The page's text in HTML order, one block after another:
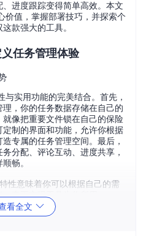
进度跟踪变得简单高效。本文
价值，掌握部署技巧，并探索个
款强大的工具。
任务管理体验
实用功能的完美结合。首先，
，你的任务数据存储在自己的
像把重要文件锁在自己的保险
制的界面和功能，允许你根据
专属的任务管理空间。最后，
分配、评论互动、进度共享，
畅。
性意味着你可以根据自己的需
真正实现工具为你所用。
心功能模块
看全文